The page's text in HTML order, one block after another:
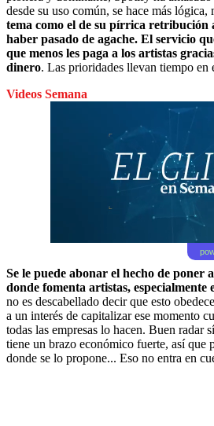
desde su uso común, se hace más lógica,
tema como el de su pírrica retribución
haber pasado de agache. El servicio
que menos les paga a los artistas
dinero. Las prioridades llevan tiempo en
Videos Semana
Se le puede abonar el hecho de poner
donde fomenta artistas, especialmente
no es descabellado decir que esto
a un interés de capitalizar ese momento
todas las empresas lo hacen. Buen radar
tiene un brazo económico fuerte, así que
donde se lo propone... Eso no entra en